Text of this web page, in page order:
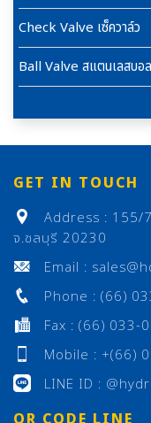
Check Valve เซ็ควาล์ว
Ball Valve สแตนเลสบอ
GET IN TOUCH
Address : 155/
จ.ชลบุรี 20230
Email :
Phone : (66)
Fax : (66) 033-
Mobile : +(66)
LINE ID :